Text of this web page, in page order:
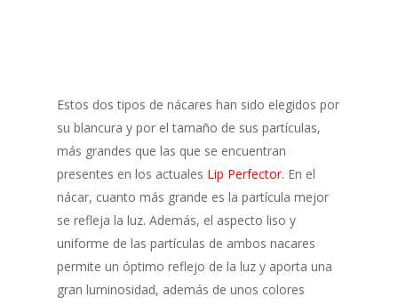
Estos dos tipos de nácares han sido elegidos por
su blancura y por el tamaño de sus partículas,
más grandes que las que se encuentran
presentes en los actuales Lip Perfector. En el
nácar, cuanto más grande es la partícula mejor
se refleja la luz. Además, el aspecto liso y
uniforme de las partículas de ambos nacares
permite un óptimo reflejo de la luz y aporta una
gran luminosidad, además de unos colores